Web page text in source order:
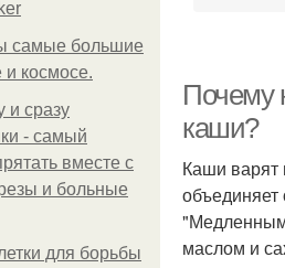
самые большие
космосе.
и сразу
- самый
вместе с
и больные
для борьбы
Почему
каши?
Каши варят
маслом и